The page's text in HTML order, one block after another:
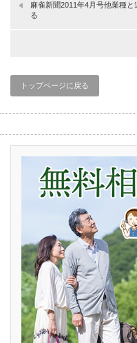
麻雀新聞2011年4月号他業種
る
トップページに戻る